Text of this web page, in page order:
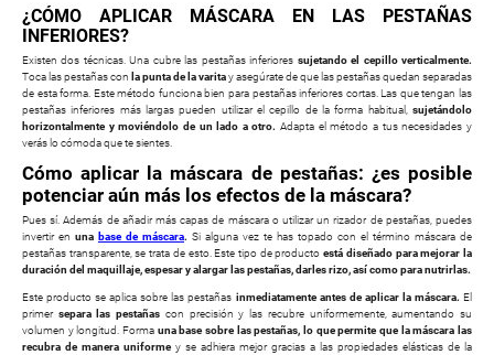
¿CÓMO APLICAR MÁSCARA EN LAS PESTAÑAS
INFERIORES?
Existen dos técnicas. Una cubre las pestañas inferiores sujetando el cepillo verticalmente.
Toca las pestañas con la punta de la varitay asegúrate de que las pestañas quedan separadas
de esta forma. Este método funciona bien para pestañas inferiores cortas. Las que tengan las
pestañas inferiores más largas pueden utilizar el cepillo de la forma habitual, sujetándolo
horizontalmente y moviéndolo de un lado a otro. Adapta el método a tus necesidades y
verás lo cómoda que te sientes.
Cómo aplicar la máscara de pestañas: ¿es posible
potenciar aún más los efectos de la máscara?
Pues sí. Además de añadir más capas de máscara o utilizar un rizador de pestañas, puedes
invertir en una base de máscara. Si alguna vez te has topado con el término máscara de
pestañas transparente, se trata de esto. Este tipo de producto está diseñado para mejorar la
duración del maquillaje, espesar y alargar las pestañas, darles rizo, así como para nutrirlas.
Este producto se aplica sobre las pestañas inmediatamente antes de aplicar la máscara. El
primer separa las pestañas con precisión y las recubre uniformemente, aumentando su
volumen y longitud. Forma una base sobre las pestañas, lo que permite que la máscara las
recubra de manera uniformey se adhiera mejor gracias a las propiedades elásticas de la